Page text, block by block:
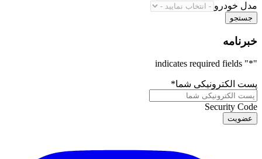
مدل خودرو
جستجو
خبرنامه
"
*
" indicates required fields
پست الکترونیکی شما*
Security Code